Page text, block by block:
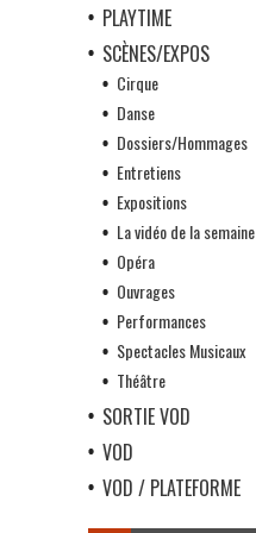
PLAYTIME
SCÈNES/EXPOS
Cirque
Danse
Dossiers/Hommages
Entretiens
Expositions
La vidéo de la semaine
Opéra
Ouvrages
Performances
Spectacles Musicaux
Théâtre
SORTIE VOD
VOD
VOD / PLATEFORME